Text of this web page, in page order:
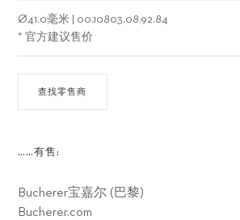
Ø41.0毫米
00.10803.08.92.84
* 官方建议售价
查找零售商
……有售:
Bucherer宝嘉尔 (巴黎)
Bucherer.com